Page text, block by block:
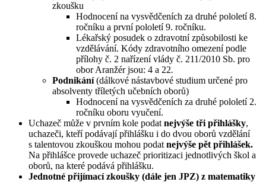
zkoušku
Hodnocení na vysvědčeních za druhé pololetí 8.
ročníku a první pololetí 9. ročníku.
Lékařský posudek o zdravotní způsobilosti ke
vzdělávání. Kódy zdravotního omezení podle
přílohy č. 2 nařízení vlády č. 211/2010 Sb. pro
obor Aranžér jsou: 4 a 22.
Podnikání(dálkové nástavbové studium určené pro
absolventy tříletých učebních oborů)
Hodnocení na vysvědčeních za druhé pololetí 2.
ročníku oboru vyučení.
Uchazeč může v prvním kole podat nejvýše tři přihlášky,
uchazeči, kteří podávají přihlášku i do dvou oborů vzdělání
s talentovou zkouškou mohou podat nejvýše pět přihlášek.
Na přihlášce provede uchazeč prioritizaci jednotlivých škol a
oborů, na které podává přihlášku.
Jednotné přijímací zkoušky (dále jen JPZ) z matematiky